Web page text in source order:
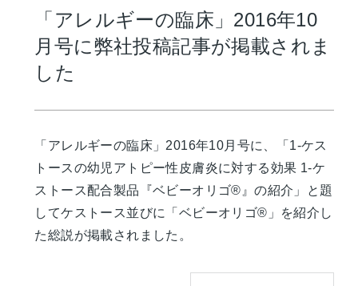
「アレルギーの臨床」2016年10
月号に弊社投稿記事が掲載されま
した
「アレルギーの臨床」2016年10月号に、「1-ケス
トースの幼児アトピー性皮膚炎に対する効果 1-ケ
ストース配合製品『ベビーオリゴ®』の紹介」と題
してケストース並びに「ベビーオリゴ®」を紹介し
た総説が掲載されました。